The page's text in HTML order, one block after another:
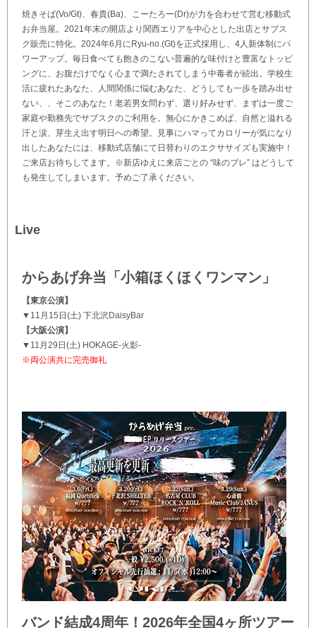
焼きそば(Vo/Gt)、春貴(Ba)、こーたろー(Dr)が力を合わせて営む移動式
お弁当屋。2021年末の開店より関西エリアを中心とした出店とサブス
ク販売に特化。2024年6月にRyu-no.(Gt)を正式採用し、4人新体制にパ
ワーアップ。毎日食べても飽きのこない普遍的な味付けと豊富なトッピ
ングに、お腹だけでなく心まで満たされてしまう中毒者が続出。学校生
活に疲れたあなた、人間関係に悩むあなた、どうしても一歩を踏み出せ
ない、、そこのあなた！老若男女問わず、選り好みせず、まずは一度ご
家庭や勤務先でサブスクのご利用を。無心にかきこめば、自然と溢れる
汗と涙、芽生え出す明日への希望。見事にハマってカロリーが気になり
出したあなたには、移動式店舗にて日替わりのエクササイズも実施中！
ご来店お待ちしてます。※新店ゆえに来店ごとの “味のブレ” はどうして
も発生してしまいます。予めご了承ください。
Live
からあげ弁当「小箱ほくほくワンマン」
【東京公演】
▼11月15日(土) 下北沢DaisyBar
【大阪公演】
▼11月29日(土) HOKAGE-火影-
※両公演共に完売御礼
バンド結成4周年！2026年全国4ヶ所ツアー